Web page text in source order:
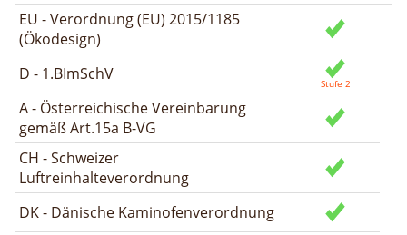
EU - Verordnung (EU) 2015/1185
(Ökodesign)
D - 1.BImSchV
A - Österreichische Vereinbarung
gemäß Art.15a B-VG
CH - Schweizer
Luftreinhalteverordnung
DK - Dänische Kaminofenverordnung